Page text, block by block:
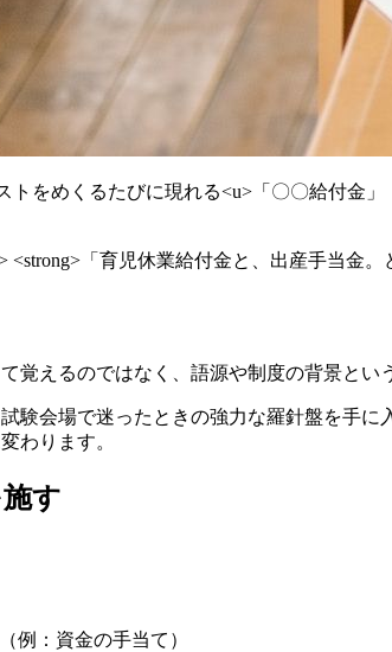
をめくるたびに現れる<u>「〇〇給付金
「育児休業給付金と、出産手当金
えるのではなく、語源や制度の背景とい
会場で迷ったときの強力な羅針盤を手
わります。
す
例：資金の手当て）